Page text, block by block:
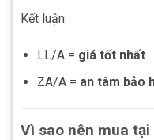
Kết luận:
LL/A = giá tốt nhất
ZA/A = an tâm bảo
Vì sao nên mua